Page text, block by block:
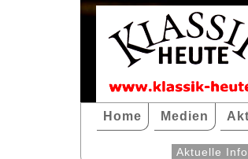
Home Medien
Aktuelle